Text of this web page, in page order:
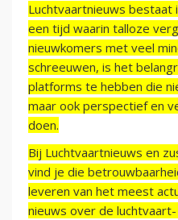
Luchtvaartnieuws bestaat
een tijd waarin talloze
nieuwkomers met veel
schreeuwen, is het
platforms te hebben die
maar ook perspectief en
doen.
Bij Luchtvaartnieuws en
vind je die
leveren van het meest
nieuws over de